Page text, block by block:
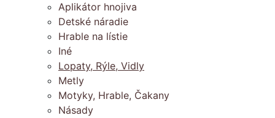
Aplikátor hnojiva
Detské náradie
Hrable na lístie
Iné
Lopaty, Rýle, Vidly
Metly
Motyky, Hrable, Čakany
Násady